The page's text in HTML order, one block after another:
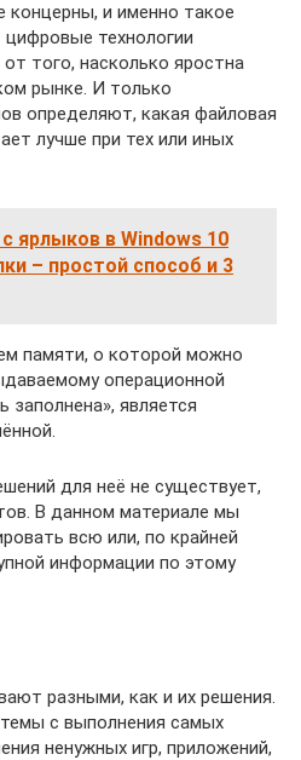
и именно такое
технологии
того, насколько яростна
рынке. И только
определяют, какая файловая
лучше при тех или иных
с ярлыков в Windows 10
– простой способ и 3
памяти, о которой можно
операционной
заполнена», является
для неё не существует,
В данном материале мы
всю или, по крайней
информации по этому
разными, как и их решения.
с выполнения самых
ненужных игр, приложений,